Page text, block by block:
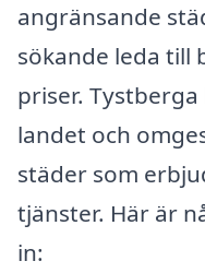
angränsande
sökande leda till
priser.
landet och
städer som
tjänster. Här är
in: